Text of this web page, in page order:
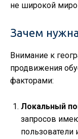
не широкой
Зачем
Внимание к
продвижения
факторами:
Локальный
запросов
пользователи